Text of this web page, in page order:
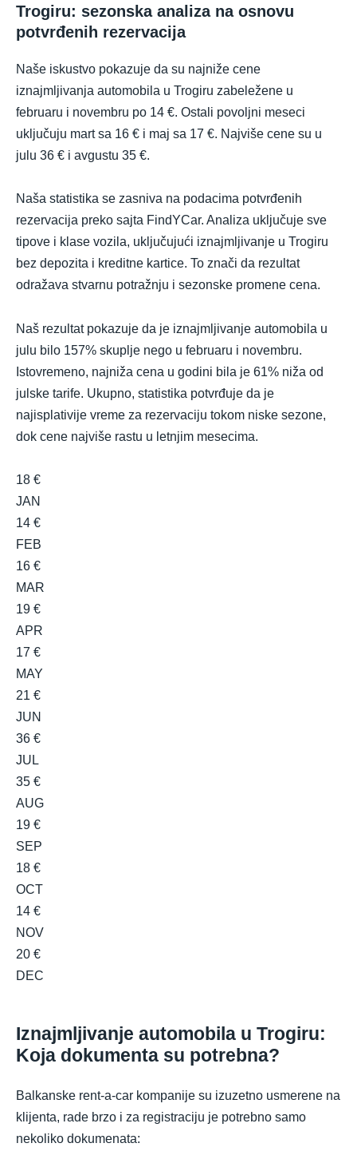
Trogiru: sezonska analiza na osnovu
potvrđenih rezervacija
Naše iskustvo pokazuje da su najniže cene
iznajmljivanja automobila u Trogiru zabeležene u
februaru i novembru po 14 €. Ostali povoljni meseci
uključuju mart sa 16 € i maj sa 17 €. Najviše cene su u
julu 36 € i avgustu 35 €.
Naša statistika se zasniva na podacima potvrđenih
rezervacija preko sajta FindYCar. Analiza uključuje sve
tipove i klase vozila, uključujući iznajmljivanje u Trogiru
bez depozita i kreditne kartice. To znači da rezultat
odražava stvarnu potražnju i sezonske promene cena.
Naš rezultat pokazuje da je iznajmljivanje automobila u
julu bilo 157% skuplje nego u februaru i novembru.
Istovremeno, najniža cena u godini bila je 61% niža od
julske tarife. Ukupno, statistika potvrđuje da je
najisplativije vreme za rezervaciju tokom niske sezone,
dok cene najviše rastu u letnjim mesecima.
18 €
JAN
14 €
FEB
16 €
MAR
19 €
APR
17 €
MAY
21 €
JUN
36 €
JUL
35 €
AUG
19 €
SEP
18 €
OCT
14 €
NOV
20 €
DEC
Iznajmljivanje automobila u Trogiru:
Koja dokumenta su potrebna?
Balkanske rent-a-car kompanije su izuzetno usmerene na
klijenta, rade brzo i za registraciju je potrebno samo
nekoliko dokumenata: